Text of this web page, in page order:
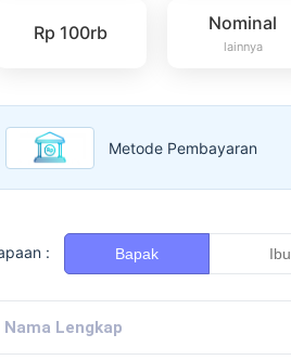
Rp 100rb Nominal
lainnya
Metode Pembayaran
: Bapak Ibu